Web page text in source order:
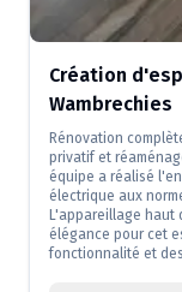
Création
Wambrechies
Rénovation
privatif et
équipe a réalisé
électrique aux
L'appareillage haut
élégance pour cet
fonctionnalité et